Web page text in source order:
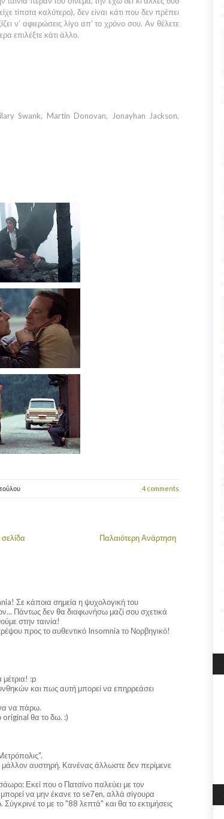
τίποτα καλύτερο), δεν είναι κάτι που δεν πρέπει
ν’ αφιερώσεις λίγο απ’ το χρόνο σου. Αν θέλετε
επιλέξτε κάτι άλλο.
Swank, Martin Donovan, Jonayhan Jackson,
4 comments
Παλαιότερη Ανάρτηση
Σε κάποια σημεία η ψυχολογική του
Πάντως δεν θα διαφωνήσω μαζί σου σχετικά
στην ταινία!
προς το αυθεντικό Insomnia το Νορβηγικό!
:p
και πως αυτή μπορεί να επηρρεάσει
να πάρω.
original θα το δω. :)
αυστηρή. Κανένας άλλωστε δεν περίμενε
Εκεί που ο Πατσίνο παλεύει με τον
να μην έκανε το se7en, αλλά σίγουρα
Σύγκρινέ το με το "88 λεπτά" και θα το εκτιμήσεις